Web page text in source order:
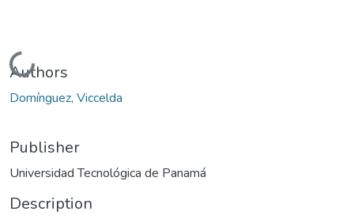
Loading...
Authors
Domínguez, Viccelda
Publisher
Universidad Tecnológica de Panamá
Description